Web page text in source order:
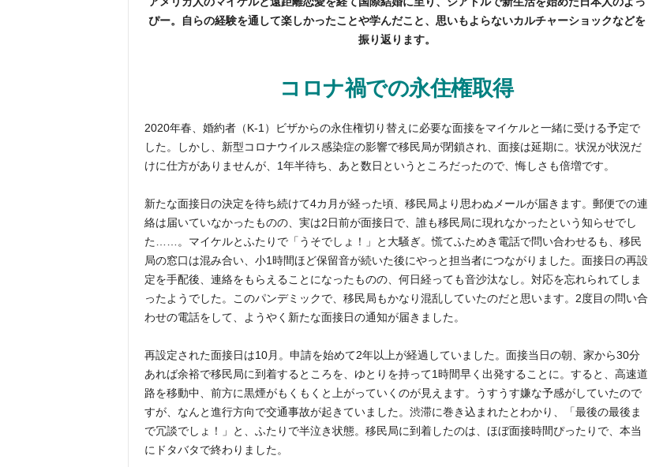
ぴー。自らの経験を通して楽しかったことや学んだこと、思いもよらないカルチャーショックなどを
振り返ります。
コロナ禍での永住権取得
2020年春、婚約者（K-1）ビザからの永住権切り替えに必要な面接をマイケルと一緒に受ける予定で
した。しかし、新型コロナウイルス感染症の影響で移民局が閉鎖され、面接は延期に。状況が状況だ
けに仕方がありませんが、1年半待ち、あと数日というところだったので、悔しさも倍増です。
新たな面接日の決定を待ち続けて4カ月が経った頃、移民局より思わぬメールが届きます。郵便での連
絡は届いていなかったものの、実は2日前が面接日で、誰も移民局に現れなかったという知らせでし
た……。マイケルとふたりで「うそでしょ！」と大騒ぎ。慌てふためき電話で問い合わせるも、移民
局の窓口は混み合い、小1時間ほど保留音が続いた後にやっと担当者につながりました。面接日の再設
定を手配後、連絡をもらえることになったものの、何日経っても音沙汰なし。対応を忘れられてしま
ったようでした。このパンデミックで、移民局もかなり混乱していたのだと思います。2度目の問い合
わせの電話をして、ようやく新たな面接日の通知が届きました。
再設定された面接日は10月。申請を始めて2年以上が経過していました。面接当日の朝、家から30分
あれば余裕で移民局に到着するところを、ゆとりを持って1時間早く出発することに。すると、高速道
路を移動中、前方に黒煙がもくもくと上がっていくのが見えます。うすうす嫌な予感がしていたので
すが、なんと進行方向で交通事故が起きていました。渋滞に巻き込まれたとわかり、「最後の最後ま
で冗談でしょ！」と、ふたりで半泣き状態。移民局に到着したのは、ほぼ面接時間ぴったりで、本当
にドタバタで終わりました。